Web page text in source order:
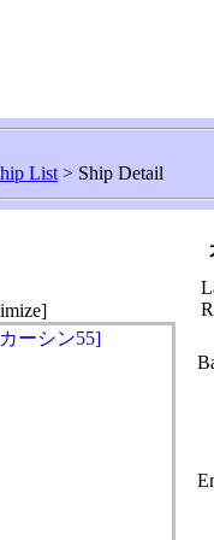
List > Ship Detail